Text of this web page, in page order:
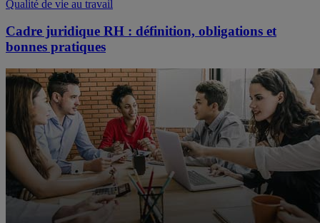
Qualité de vie au travail
Cadre juridique RH : définition, obligations et
bonnes pratiques